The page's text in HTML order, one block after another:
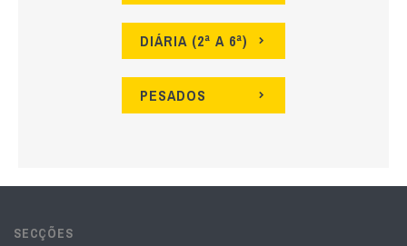
DIÁRIA (2ª A 6ª)
PESADOS
SECÇÕES